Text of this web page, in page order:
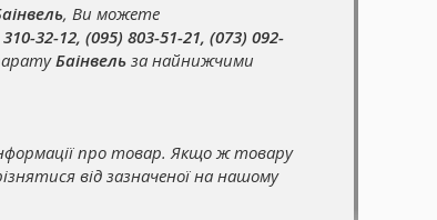
, Ви можете
32-12, (095) 803-51-21, (073) 092-
Баінвельза найнижчими
про товар. Якщо ж товару
від зазначеної на нашому